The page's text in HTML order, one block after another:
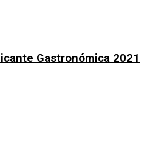
Gastronómica 2021